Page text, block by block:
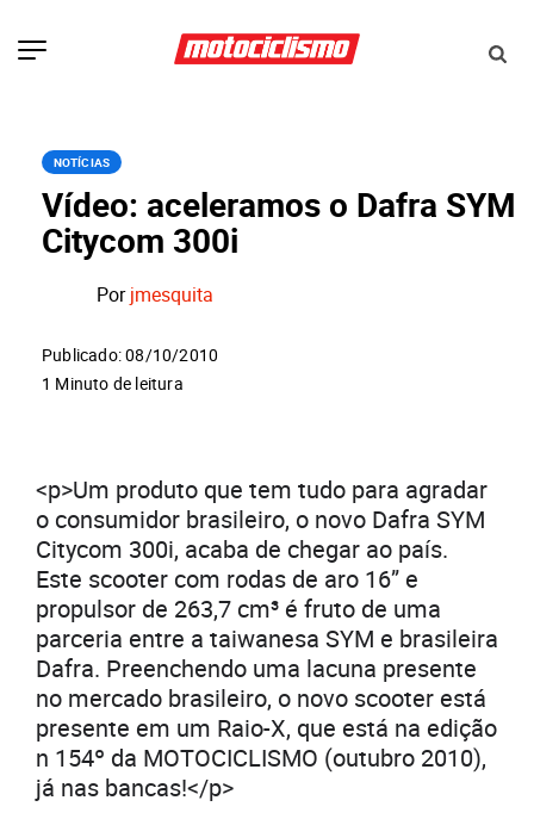
NOTÍCIAS
Vídeo: aceleramos o Dafra SYM
Citycom 300i
Porjmesquita
Publicado: 08/10/2010
1 Minuto de leitura
<p>Um produto que tem tudo para agradar
o consumidor brasileiro, o novo Dafra SYM
Citycom 300i, acaba de chegar ao país.
Este scooter com rodas de aro 16” e
propulsor de 263,7 cm³ é fruto de uma
parceria entre a taiwanesa SYM e brasileira
Dafra. Preenchendo uma lacuna presente
no mercado brasileiro, o novo scooter está
presente em um Raio-X, que está na edição
n 154º da MOTOCICLISMO (outubro 2010),
já nas bancas!</p>